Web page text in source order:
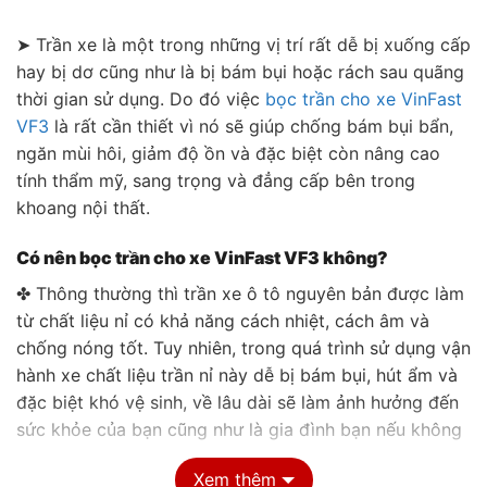
➤ Trần xe là một trong những vị trí rất dễ bị xuống cấp
hay bị dơ cũng như là bị bám bụi hoặc rách sau quãng
thời gian sử dụng. Do đó việc bọc trần cho xe VinFast
VF3 là rất cần thiết vì nó sẽ giúp chống bám bụi bẩn,
ngăn mùi hôi, giảm độ ồn và đặc biệt còn nâng cao
tính thẩm mỹ, sang trọng và đẳng cấp bên trong
khoang nội thất.
Có nên bọc trần cho xe VinFast VF3 không?
✤ Thông thường thì trần xe ô tô nguyên bản được làm
từ chất liệu nỉ có khả năng cách nhiệt, cách âm và
chống nóng tốt. Tuy nhiên, trong quá trình sử dụng vận
hành xe chất liệu trần nỉ này dễ bị bám bụi, hút ẩm và
đặc biệt khó vệ sinh, về lâu dài sẽ làm ảnh hưởng đến
sức khỏe của bạn cũng như là gia đình bạn nếu không
thường xuyên làm sạch đúng cách.
Xem thêm